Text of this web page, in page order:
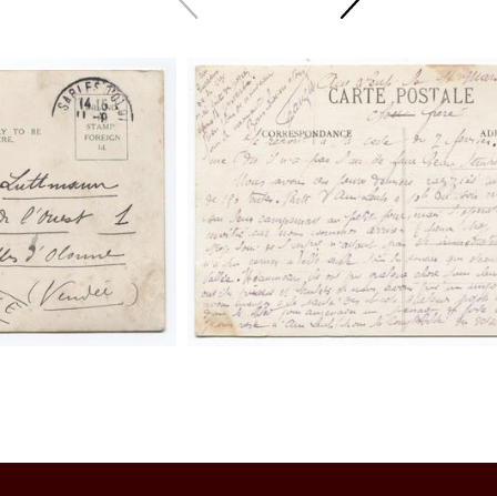
sliden
sliden